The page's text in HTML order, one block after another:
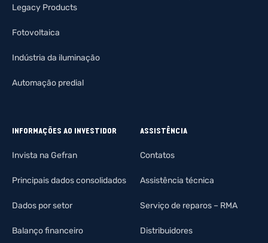
Legacy Products
Fotovoltaica
Indústria da iluminação
Automação predial
INFORMAÇÕES AO INVESTIDOR
Invista na Gefran
Principais dados consolidados
Dados por setor
Balanço financeiro
ASSISTÊNCIA
Contatos
Assistência técnica
Serviço de reparos – RMA
Distribuidores